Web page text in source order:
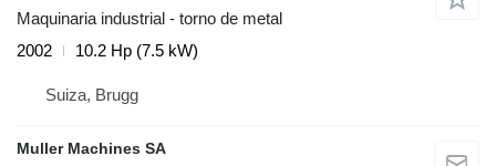
Maquinaria industrial - torno de metal
2002
10.2 Hp (7.5 kW)
Suiza, Brugg
Muller Machines SA